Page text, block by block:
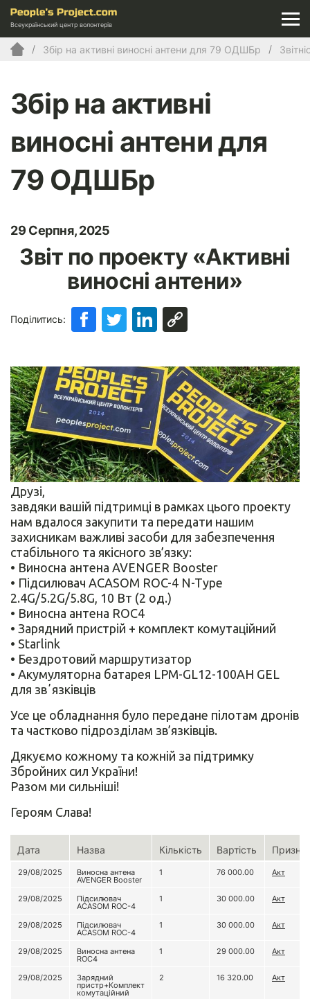
Всеукраїнський центр волонтерів
Збір на активні виносні антени для 79 ОДШБр
Збір на активні
виносні антени для
79 ОДШБр
29 Серпня, 2025
Звіт по проекту «Активні
виносні антени»
Поділитись:
Друзі,
завдяки вашій підтримці в рамках цього проекту
нам вдалося закупити та передати нашим
захисникам важливі засоби для забезпечення
стабільного та якісного зв’язку:
• Виносна антена AVENGER Booster
• Підсилювач ACASOM ROC-4 N-Type
2.4G/5.2G/5.8G, 10 Вт (2 од.)
• Виносна антена ROC4
• Зарядний пристрій + комплект комутаційний
• Starlink
• Бездротовий маршрутизатор
• Акумуляторна батарея LPM-GL12-100AH GEL
для звʼязківців
Усе це обладнання було передане пілотам дронів
та частково підрозділам зв’язківців.
Дякуємо кожному та кожній за підтримку
Збройних сил України!
Разом ми сильніші!
Героям Слава!
Дата Назва Кількість Вартість
29/08/2025 Виносна антена
AVENGER Booster
1 76 000.00 Акт
29/08/2025 Підсилювач
ACASOM ROC-4
1 30 000.00 Акт
29/08/2025 Підсилювач
ACASOM ROC-4
1 30 000.00 Акт
29/08/2025 Виносна антена
ROC4
1 29 000.00 Акт
29/08/2025 Зарядний
пристр+Комплект
комутаційний
2 16 320.00 Акт